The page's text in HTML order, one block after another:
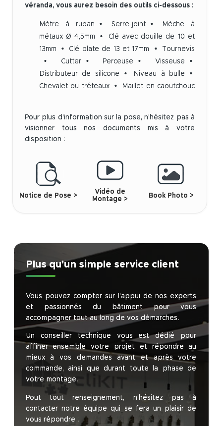
véranda, vous aurez besoin des outils ci-dessous :
Mètre à ruban Serre-joint
Mèche à
métaux Ø 4,5mm
Clé avec douille de 10 et
13mm
Clé plate de 13 et 17mm
Tournevis
Cutter
Perceuse
Visseuse
Distributeur de silicone
Niveau à bulle
Chevalet ou tréteaux
Maillet en caoutchouc
Pour plus d'information sur la pose, n'hésitez pas à
visionner tous nos documents mis à votre
disposition :
Notice de Pose >
Vidéo de
Montage >
Book Photo >
Plus qu'un simple service client
Vous pouvez compter sur l'appui de nos experts
et passionnés du bâtiment pour vous
accompagner tout au long de vos démarches.
Un conseiller technique vous est dédié pour
affiner ensemble votre projet et répondre au
mieux à vos demandes avant et après votre
commande, ainsi que durant toute la phase de
votre montage.
Pout tout renseignement, n’hésitez pas à
contacter notre équipe qui se fera un plaisir de
vous répondre :